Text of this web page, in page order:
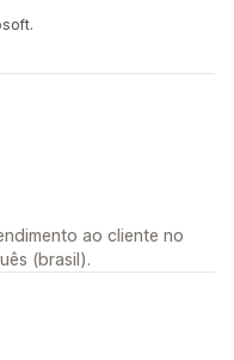
ao cliente no
(brasil).